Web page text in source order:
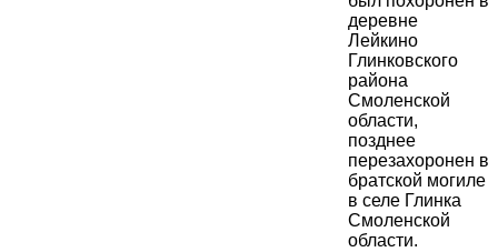
деревне
Лейкино
Глинковского
района
Смоленской
области,
позднее
перезахоронен в
братской могиле
в селе Глинка
Смоленской
области.